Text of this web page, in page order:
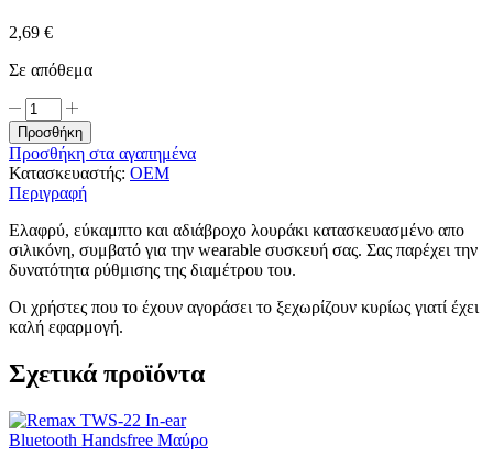
2,69 €
Σε απόθεμα
Λουράκι
Σιλικόνης
BLUE
(Mi
Band
3/4)
ποσότητα
Προσθήκη
Προσθήκη στα αγαπημένα
Κατασκευαστής: OEM
Περιγραφή
Ελαφρύ, εύκαμπτο και αδιάβροχο λουράκι κατασκευασμένο απο
σιλικόνη, συμβατό για την wearable συσκευή σας. Σας παρέχει την
δυνατότητα ρύθμισης της διαμέτρου του.
Οι χρήστες που το έχουν αγοράσει το ξεχωρίζουν κυρίως γιατί έχει
καλή εφαρμογή.
Σχετικά προϊόντα